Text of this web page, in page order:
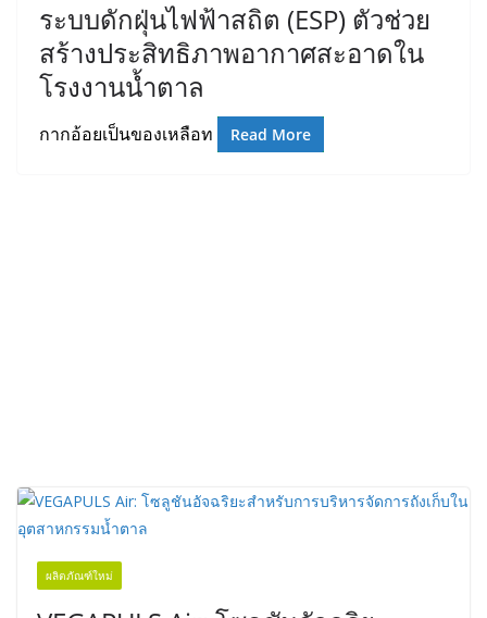
ระบบดักฝุ่นไฟฟ้าสถิต (ESP) ตัวช่วย
สร้างประสิทธิภาพอากาศสะอาดใน
โรงงานน้ำตาล
กากอ้อยเป็นของเหลือท Read More
ผลิตภัณฑ์ใหม่